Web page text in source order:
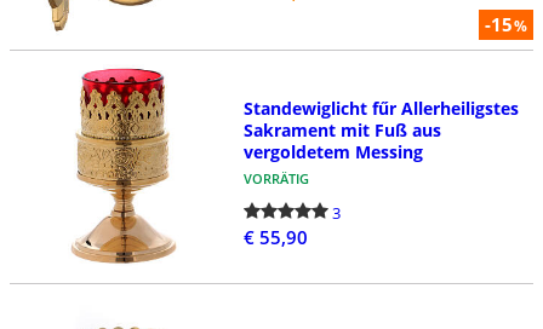
-15%
Standewiglicht fűr Allerheiligstes
Sakrament mit Fuß aus
vergoldetem Messing
VORRÄTIG
3
€ 55,90